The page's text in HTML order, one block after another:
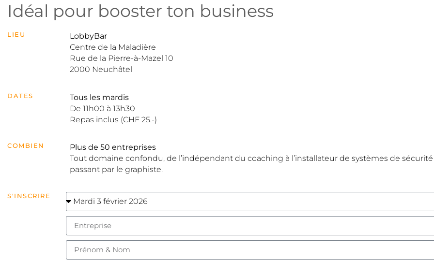
Idéal pour booster ton business
LIEU
LobbyBar
Centre de la Maladière
Rue de la Pierre-à-Mazel 10
2000 Neuchâtel
DATES
Tous les mardis
De 11h00 à 13h30
Repas inclus (CHF 25.-)
COMBIEN
Plus de 50 entreprises
Tout domaine confondu, de l’indépendant du coaching à l’installateur de systèmes de
passant par le graphiste.
S'INSCRIRE